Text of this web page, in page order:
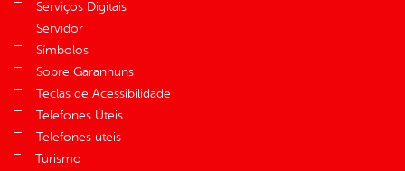
Serviços Digitais
Servidor
Símbolos
Sobre Garanhuns
Teclas de Acessibilidade
Telefones Úteis
Telefones úteis
Turismo